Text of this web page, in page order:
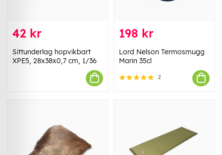
42 kr
Sittunderlag hopvikbart
XPE5, 28x38x0,7 cm, 1/36
198 kr
Lord Nelson Termosmugg
Marin 35cl
2